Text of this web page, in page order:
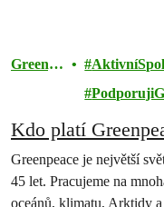
Greenpe
Kdo platí
Greenpeace je největší
45 let. Pracujeme na
oceánů, klimatu, Arktidy